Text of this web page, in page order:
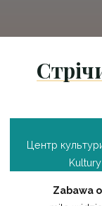
Центр
Zabawa